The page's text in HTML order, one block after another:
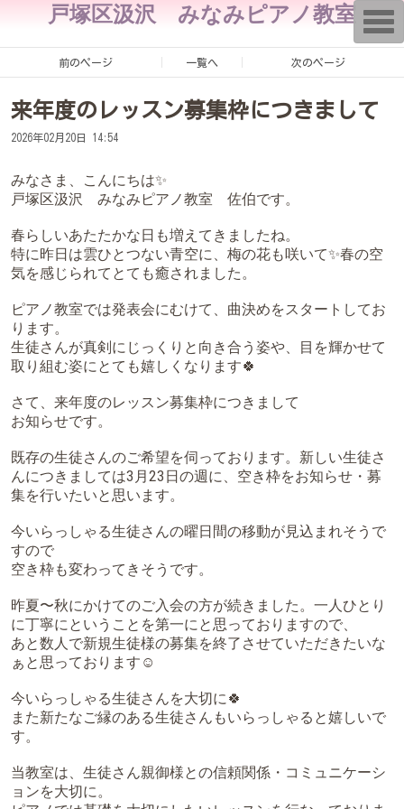
戸塚区汲沢 みなみピアノ教室
前のページ 一覧へ 次のページ
来年度のレッスン募集枠につきまして
2026年02月20日 14:54
みなさま、こんにちは✨
戸塚区汲沢 みなみピアノ教室 佐伯です。
春らしいあたたかな日も増えてきましたね。
特に昨日は雲ひとつない青空に、梅の花も咲いて✨春の空
気を感じられてとても癒されました。
ピアノ教室では発表会にむけて、曲決めをスタートしてお
ります。
生徒さんが真剣にじっくりと向き合う姿や、目を輝かせて
取り組む姿にとても嬉しくなります🍀
さて、来年度のレッスン募集枠につきまして
お知らせです。
既存の生徒さんのご希望を伺っております。新しい生徒さ
んにつきましては3月23日の週に、空き枠をお知らせ・募
集を行いたいと思います。
今いらっしゃる生徒さんの曜日間の移動が見込まれそうで
すので
空き枠も変わってきそうです。
昨夏〜秋にかけてのご入会の方が続きました。一人ひとり
に丁寧にということを第一にと思っておりますので、
あと数人で新規生徒様の募集を終了させていただきたいな
ぁと思っております☺️
今いらっしゃる生徒さんを大切に🍀
また新たなご縁のある生徒さんもいらっしゃると嬉しいで
す。
当教室は、生徒さん親御様との信頼関係・コミュニケーシ
ョンを大切に。
T
o
g